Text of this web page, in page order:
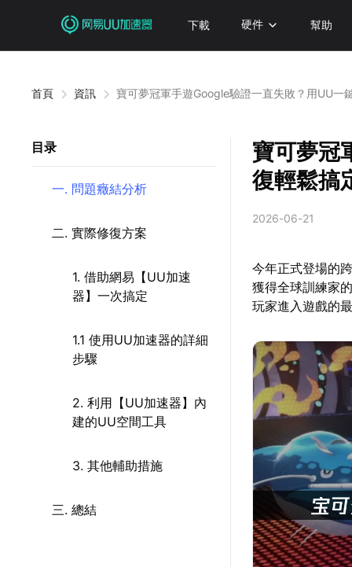
下載 硬件 幫助
首頁 資訊 寶可夢冠軍手遊Google驗證一直失敗？用UU一
目录
一. 問題癥結分析
二. 實際修復方案
1. 借助網易【UU加速
器】一次搞定
1.1 使用UU加速器的詳細
步驟
2. 利用【UU加速器】內
建的UU空間工具
3. 其他輔助措施
三. 總結
寶可夢冠
復輕鬆搞
2026-06-21
今年正式登場的
獲得全球訓練家
玩家進入遊戲的